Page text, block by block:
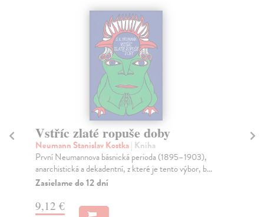
Vstříc zlaté ropuše doby
Neumann Stanislav Kostka| Kniha
První Neumannova básnická perioda (1895–1903),
anarchistická a dekadentní, z které je tento výbor, b...
Zasielame do 12 dní
9,12 €